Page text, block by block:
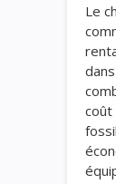
Le
coût